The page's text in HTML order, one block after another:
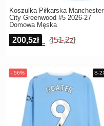
Koszulka Piłkarska Manchester
City Greenwood #5 2026-27
Domowa Męska
200,5zł 451,2zł